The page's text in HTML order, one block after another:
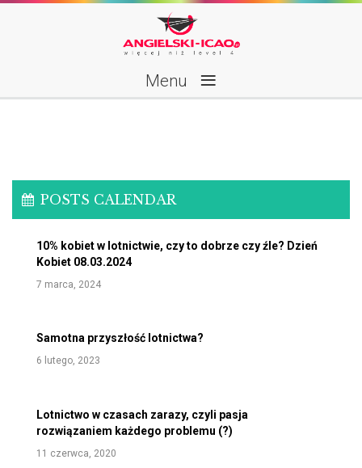
Menu ≡
POSTS CALENDAR
10% kobiet w lotnictwie, czy to dobrze czy źle? Dzień
Kobiet 08.03.2024
7 marca, 2024
Samotna przyszłość lotnictwa?
6 lutego, 2023
Lotnictwo w czasach zarazy, czyli pasja
rozwiązaniem każdego problemu (?)
11 czerwca, 2020